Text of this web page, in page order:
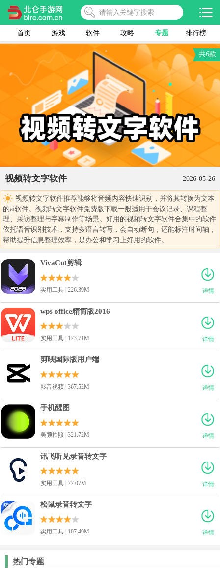
首页 游戏 软件 攻略 专题 排行榜
共6款
视频转文字软件 2026-05-26
视频转文字软件推荐能够将音频内容快速识别，并将其转换为文本
的ai软件。视频转文字软件免费版下载一般适用于会议记录、课程整
理、采访整理与字幕制作等场景。好用的视频转文字软件合集中的软件
依托语音识别技术，支持多语言转写，会自动断句，还能标注时间轴，
帮助提升信息整理效率，是办公和学习上好用的软件。
详情
VivaCut剪辑
实用工具 | 226.39M
详情
wps office精简版2016
实用工具 | 173.71M
详情
剪映国际版用户端
影音视频 | 367.52M
详情
手机醒图
美颜拍照 | 321.72M
详情
讯飞听见录音转文字
实用工具 | 77.07M
详情
松鼠录音转文字
实用工具 | 107.49M
热门专题